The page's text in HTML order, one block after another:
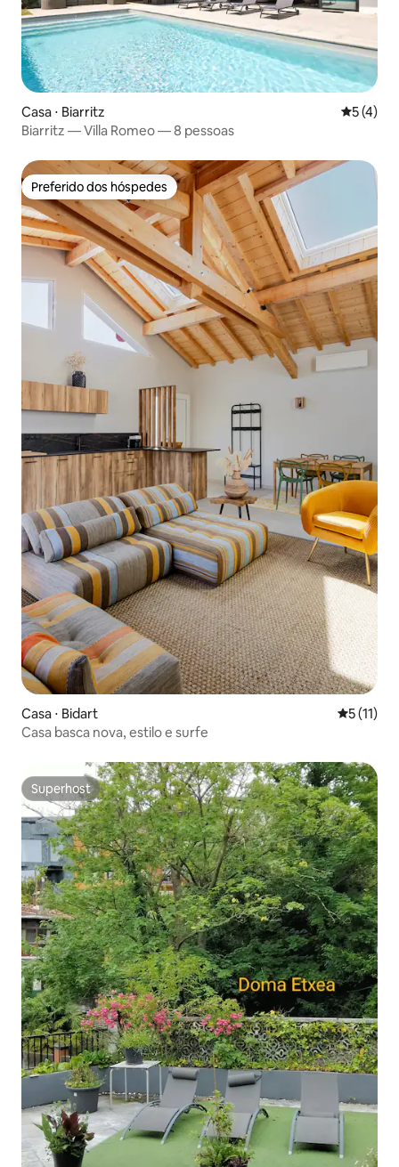
Casa ⋅ Biarritz 5 de
5 (4)
Biarritz — Villa Romeo — 8 pessoas
Preferido dos hóspedes
Preferido dos hóspedes
Casa ⋅ Bidart 5 de uma
5 (11)
Casa basca nova, estilo e surfe
Superhost
Superhost